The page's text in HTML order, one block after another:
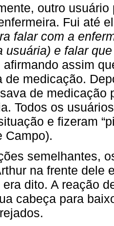
outro
Fui até
falar com a
usuária) e falar
afirmando assim
de medicação.
de medicação
Todos os
e fizeram
Campo).
semelhantes,
na frente dele
dito. A reação
cabeça para